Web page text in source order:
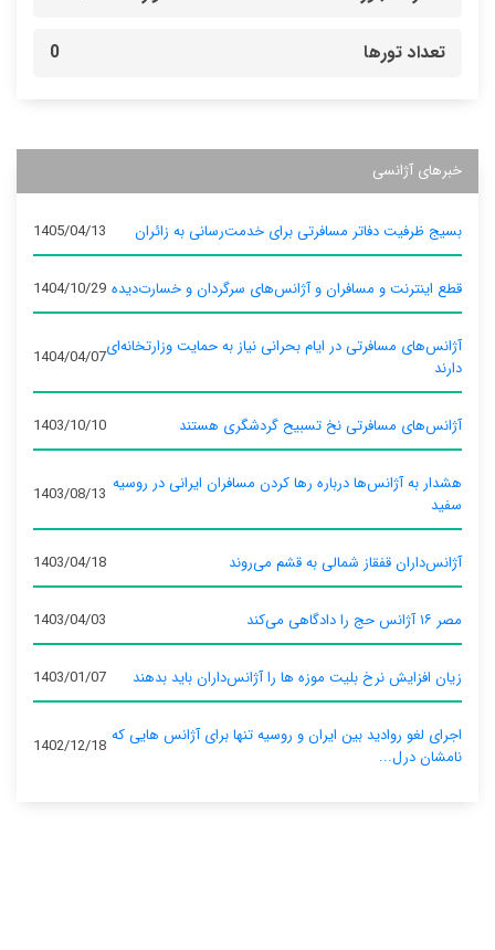
تعداد تورها 0
خبرهای آژانسی
بسیج ظرفیت دفاتر مسافرتی برای خدمت‌رسانی به زائران 1405/04/13
قطع اینترنت و مسافران و آژانس‌های سرگردان و خسارت‌دیده 1404/10/29
آژانس‌های مسافرتی در ایام بحرانی نیاز به حمایت وزارتخانه‌ای
دارند
1404/04/07
آژانس‌های مسافرتی نخ تسبیح گردشگری هستند 1403/10/10
هشدار به آژانس‌ها درباره رها کردن مسافران ایرانی در روسیه
سفید
1403/08/13
آژانس‌داران قفقاز شمالی به قشم می‌روند 1403/04/18
مصر ۱۶ آژانس حج را دادگاهی می‌کند 1403/04/03
زیان افزایش نرخ بلیت موزه ها را آژانس‌داران باید بدهند 1403/01/07
اجرای لغو روادید بین ایران و روسیه تنها برای آژانس‌ هایی که
نامشان درل...
1402/12/18